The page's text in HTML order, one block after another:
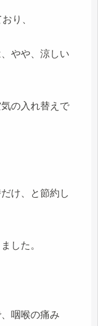
り、
やや、涼しい
の入れ替えで
け、と節約し
した。
咽喉の痛み